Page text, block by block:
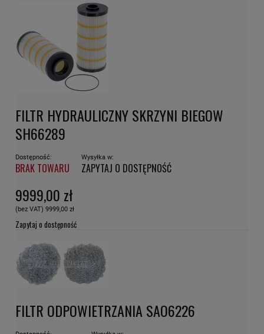
FILTR HYDRAULICZNY SKRZYNI BIEGOW
SH66289
Dostępność:
BRAK TOWARU
Wysyłka w:
ZAPYTAJ O DOSTĘPNOŚĆ
9999,00 zł
(bez VAT) 9999,00 zł
Zapytaj o dostępność
FILTR ODPOWIETRZANIA SAO6226